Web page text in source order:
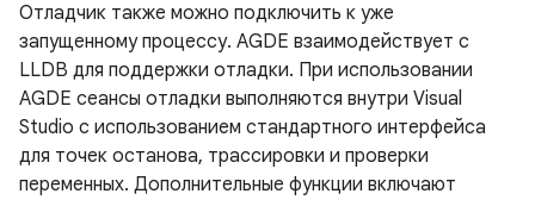
Отладчик также можно подключить к уже
запущенному процессу. AGDE взаимодействует с
LLDB для поддержки отладки. При использовании
AGDE сеансы отладки выполняются внутри Visual
Studio с использованием стандартного интерфейса
для точек останова, трассировки и проверки
переменных. Дополнительные функции включают